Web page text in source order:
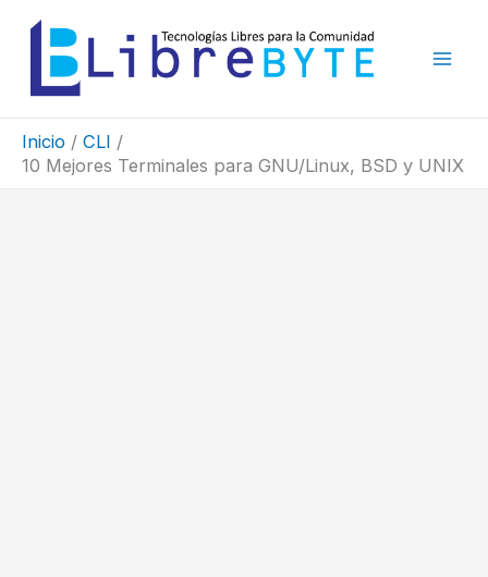
contenido
Inicio
CLI
10 Mejores Terminales para GNU/Linux, BSD y UNIX